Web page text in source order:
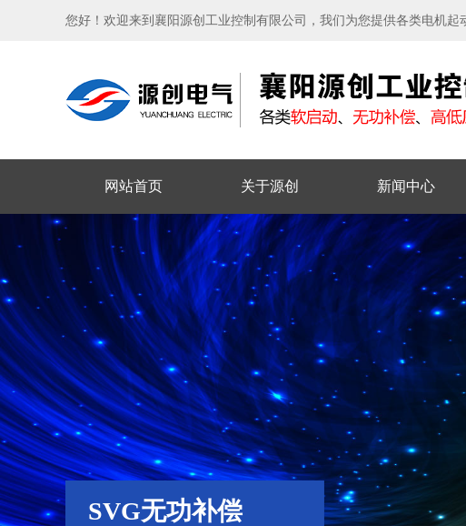
您好！欢迎来到襄阳源创工业控制有限公司，我们为您提供各类电机
网站首页 关于源创 新闻中心
SVG无功补偿